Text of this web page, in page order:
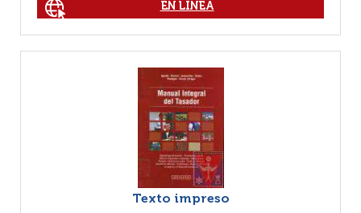
EN LÍNEA
Texto impreso